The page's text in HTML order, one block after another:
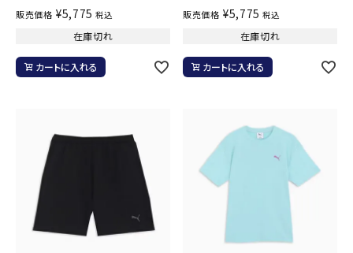
販売価格 ¥5,775 税込
在庫切れ
カートに入れる
販売価格 ¥5,775 税込
在庫切れ
カートに入れる